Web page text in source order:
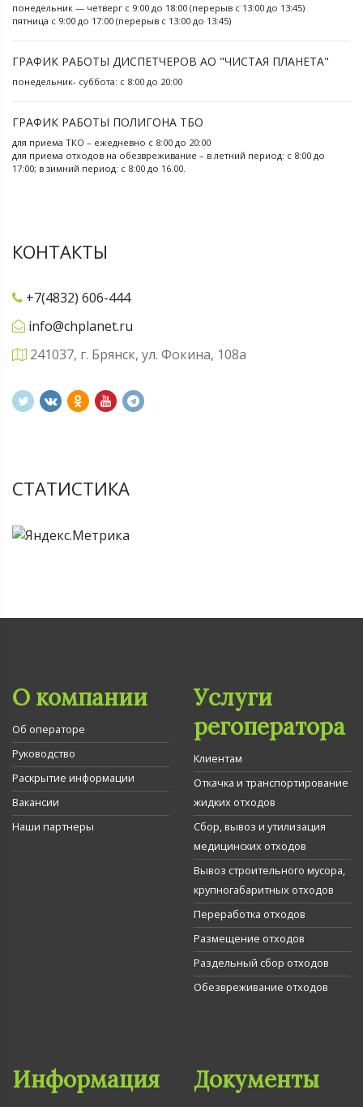
понедельник — четверг с 9:00 до 18:00 (перерыв с 13:00 до 13:45)
пятница с 9:00 до 17:00 (перерыв с 13:00 до 13:45)
ГРАФИК РАБОТЫ ДИСПЕТЧЕРОВ АО "ЧИСТАЯ ПЛАНЕТА"
понедельник- суббота: с 8:00 до 20:00
ГРАФИК РАБОТЫ ПОЛИГОНА ТБО
для приема ТКО – ежедневно с 8:00 до 20:00
для приема отходов на обезвреживание – в летний период: с 8:00 до
17:00; в зимний период: с 8:00 до 16.00.
КОНТАКТЫ
+7(4832) 606-444
info@chplanet.ru
241037, г. Брянск, ул. Фокина, 108а
СТАТИСТИКА
О компании
Об операторе
Руководство
Раскрытие информации
Вакансии
Наши партнеры
Услуги
регоператора
Клиентам
Откачка и транспортирование
жидких отходов
Сбор, вывоз и утилизация
медицинских отходов
Вывоз строительного мусора,
крупногабаритных отходов
Переработка отходов
Размещение отходов
Раздельный сбор отходов
Обезвреживание отходов
Информация Документы